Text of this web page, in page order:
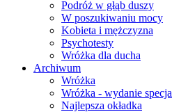
Podróż w głąb duszy
W poszukiwaniu mocy
Kobieta i mężczyzna
Psychotesty
Wróżka dla ducha
Archiwum
Wróżka
Wróżka - wydanie
Najlepsza okładka